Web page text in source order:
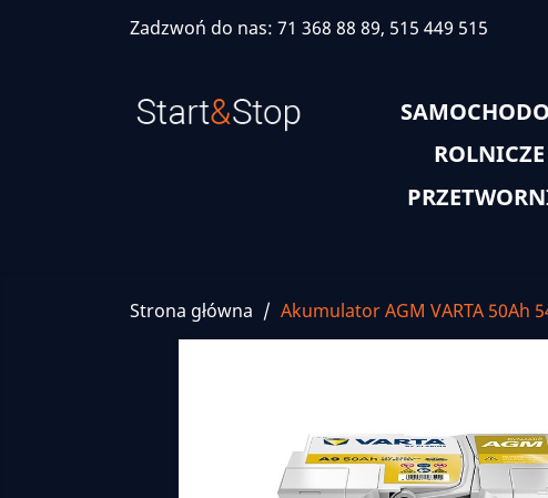
Zadzwoń do nas: 71 368 88 89, 515 449 515
ROLNICZE
Strona główna Akumulator AGM VARTA 50Ah